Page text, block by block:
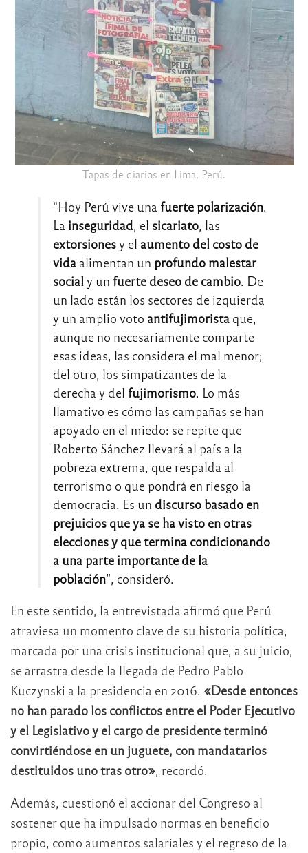
Tapas de diarios en Lima, Perú.
“Hoy Perú vive una fuerte polarización.
La inseguridad, el sicariato, las
extorsionesy el aumento del costo de
vida alimentan un profundo malestar
social y un fuerte deseo de cambio. De
un lado están los sectores de izquierda
y un amplio voto antifujimorista que,
aunque no necesariamente comparte
esas ideas, las considera el mal menor;
del otro, los simpatizantes de la
derecha y del fujimorismo. Lo más
llamativo es cómo las campañas se han
apoyado en el miedo: se repite que
Roberto Sánchez llevará al país a la
pobreza extrema, que respalda al
terrorismo o que pondrá en riesgo la
democracia. Es un discurso basado en
prejuicios que ya se ha visto en otras
elecciones y que termina condicionando
a una parte importante de la
población”, consideró.
En este sentido, la entrevistada afirmó que Perú
atraviesa un momento clave de su historia política,
marcada por una crisis institucional que, a su juicio,
se arrastra desde la llegada de Pedro Pablo
Kuczynski a la presidencia en 2016. «Desde entonces
no han parado los conflictos entre el Poder Ejecutivo
y el Legislativo y el cargo de presidente terminó
convirtiéndose en un juguete, con mandatarios
destituidos uno tras otro», recordó.
Además, cuestionó el accionar del Congreso al
sostener que ha impulsado normas en beneficio
propio, como aumentos salariales y el regreso de la